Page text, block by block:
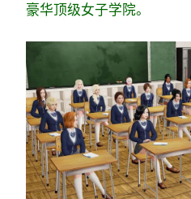
豪华顶级女子学院。